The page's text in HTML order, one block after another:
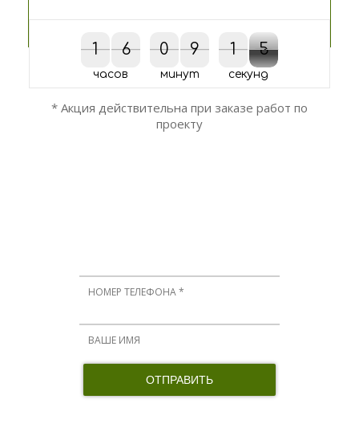
1
1 6
6
часов
0
0 9
9
минут
2
1
1
2 6
5
5
6
секунд
* Акция действительна при заказе работ по
проекту